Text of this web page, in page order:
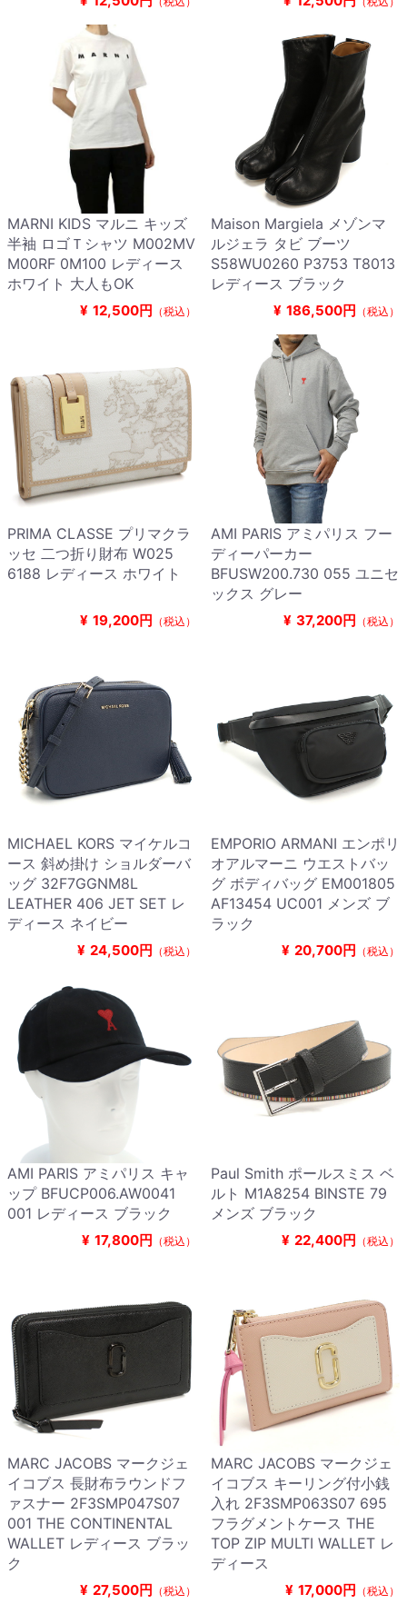
MARNI KIDS マルニ キッズ
半袖 ロゴＴシャツ M002MV
M00RF 0M100 レディース
ホワイト 大人もOK
¥ 12,500円 （税込）
Maison Margiela メゾンマ
ルジェラ タビ ブーツ
S58WU0260 P3753 T8013
レディース ブラック
¥ 186,500円 （税込）
PRIMA CLASSE プリマクラ
ッセ 二つ折り財布 W025
6188 レディース ホワイト
¥ 19,200円 （税込）
AMI PARIS アミパリス フー
ディーパーカー
BFUSW200.730 055 ユニセ
ックス グレー
¥ 37,200円 （税込）
MICHAEL KORS マイケルコ
ース 斜め掛け ショルダーバ
ッグ 32F7GGNM8L
LEATHER 406 JET SET レ
ディース ネイビー
¥ 24,500円 （税込）
EMPORIO ARMANI エンポリ
オアルマーニ ウエストバッ
グ ボディバッグ EM001805
AF13454 UC001 メンズ ブ
ラック
¥ 20,700円 （税込）
AMI PARIS アミパリス キャ
ップ BFUCP006.AW0041
001 レディース ブラック
¥ 17,800円 （税込）
Paul Smith ポールスミス ベ
ルト M1A8254 BINSTE 79
メンズ ブラック
¥ 22,400円 （税込）
MARC JACOBS マークジェ
イコブス 長財布ラウンドフ
ァスナー 2F3SMP047S07
001 THE CONTINENTAL
WALLET レディース ブラッ
ク
¥ 27,500円 （税込）
MARC JACOBS マークジェ
イコブス キーリング付小銭
入れ 2F3SMP063S07 695
フラグメントケース THE
TOP ZIP MULTI WALLET レ
ディース
¥ 17,000円 （税込）